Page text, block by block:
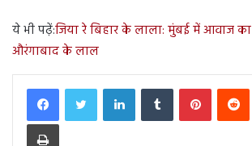
ये भी पढ़ें:जिया रे बिहार के लाला: मुंबई में आवाज
औरंगाबाद के लाल
LinkedInTumblr Pinterest
Print